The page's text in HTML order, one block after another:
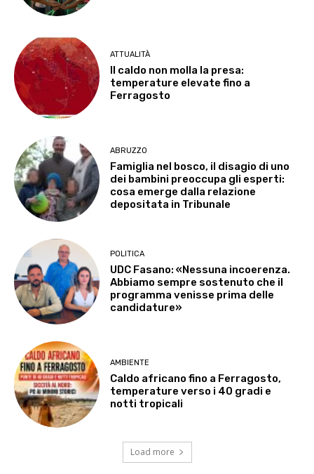
ATTUALITÀ
Il caldo non molla la presa:
temperature elevate fino a
Ferragosto
ABRUZZO
Famiglia nel bosco, il disagio di uno
dei bambini preoccupa gli esperti:
cosa emerge dalla relazione
depositata in Tribunale
POLITICA
UDC Fasano: «Nessuna incoerenza.
Abbiamo sempre sostenuto che il
programma venisse prima delle
candidature»
AMBIENTE
Caldo africano fino a Ferragosto,
temperature verso i 40 gradi e
notti tropicali
Load more